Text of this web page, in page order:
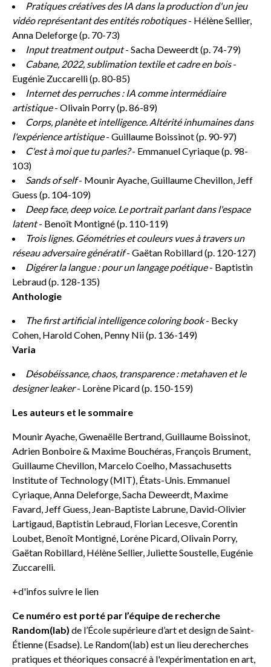
Pratiques créatives des IA dans la production d'un jeu
vidéo représentant des entités robotiques- Hélène Sellier,
Anna Deleforge (p. 70-73)
Input treatment output- Sacha Deweerdt (p. 74-79)
Cabane, 2022, sublimation textile et cadre en bois-
Eugénie Zuccarelli (p. 80-85)
Internet des perruches : IA comme intermédiaire
artistique- Olivain Porry (p. 86-89)
Corps, planète et intelligence. Altérité inhumaines dans
l'expérience artistique- Guillaume Boissinot (p. 90-97)
C'est à moi que tu parles?- Emmanuel Cyriaque (p. 98-
103)
Sands of self- Mounir Ayache, Guillaume Chevillon, Jeff
Guess (p. 104-109)
Deep face, deep voice. Le portrait parlant dans l'espace
latent- Benoît Montigné (p. 110-119)
Trois lignes. Géométries et couleurs vues à travers un
réseau adversaire génératif- Gaëtan Robillard (p. 120-127)
Digérer la langue : pour un langage poétique- Baptistin
Lebraud (p. 128-135)
Anthologie
The first artificial intelligence coloring book- Becky
Cohen, Harold Cohen, Penny Nii (p. 136-149)
Varia
Désobéissance, chaos, transparence : metahaven et le
designer leaker- Lorène Picard (p. 150-159)
Les auteurs et le sommaire
Mounir Ayache, Gwenaëlle Bertrand, Guillaume Boissinot,
Adrien Bonboire & Maxime Bouchéras, François Brument,
Guillaume Chevillon, Marcelo Coelho, Massachusetts
Institute of Technology (MIT), États-Unis. Emmanuel
Cyriaque, Anna Deleforge, Sacha Deweerdt, Maxime
Favard, Jeff Guess, Jean-Baptiste Labrune, David-Olivier
Lartigaud, Baptistin Lebraud, Florian Lecesve, Corentin
Loubet, Benoît Montigné, Lorène Picard, Olivain Porry,
Gaëtan Robillard, Hélène Sellier, Juliette Soustelle, Eugénie
Zuccarelli.
+d'infos suivre le lien
Ce numéro est porté par l’équipe de recherche
Random(lab) de l’École supérieure d’art et design de Saint-
Étienne (Esadse). Le Random(lab) est un lieu derecherches
pratiques et théoriques consacré à l'expérimentation en art,